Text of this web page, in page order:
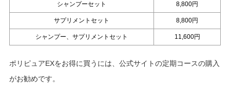
シャンプーセット 8,800円
サプリメントセット 8,800円
シャンプー、サプリメントセット 11,600円
ポリピュアEXをお得に買うには、公式サイトの定期コースの購入
がお勧めです。